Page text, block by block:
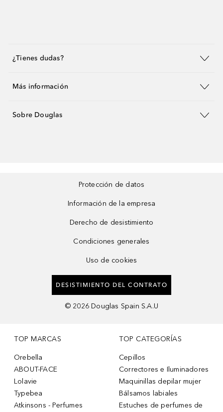
¿Tienes dudas?
Más información
Sobre Douglas
Protección de datos
Información de la empresa
Derecho de desistimiento
Condiciones generales
Uso de cookies
DESISTIMIENTO DEL CONTRATO
© 2026 Douglas Spain S.A.U
TOP MARCAS
Orebella
ABOUT-FACE
Lolavie
Typebea
Atkinsons - Perfumes
TOP CATEGORÍAS
Cepillos
Correctores e Iluminadores
Maquinillas depilar mujer
Bálsamos labiales
Estuches de perfumes de